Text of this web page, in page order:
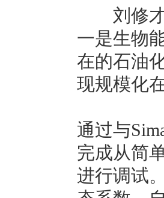
刘修才
一是生物
在的石油
现规模化
通过与
完成从简
进行调试